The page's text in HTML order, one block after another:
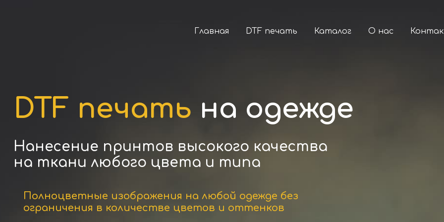
Главная DTF печать Каталог О нас
DTF печать на одежде
Нанесение принтов высокого качества
на ткани любого цвета и типа
Полноцветные изображения на любой одежде без
ограничения в количестве цветов и оттенков